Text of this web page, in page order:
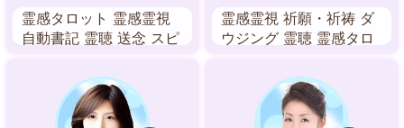
霊感タロット 霊感霊視
自動書記 霊聴 送念 スピ
グ 遠隔ヒーリング（ご
先祖様解放ヒーリング・
魂の癒しヒーリング）
霊感霊視 祈願・祈祷 ダ
ウジング 霊聴 霊感タロ
盤歴 数秘術